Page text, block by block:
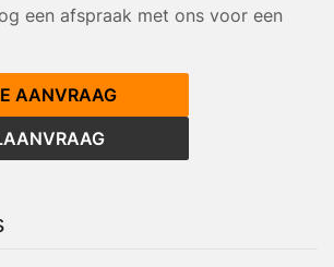
een afspraak met ons voor een
AANVRAAG